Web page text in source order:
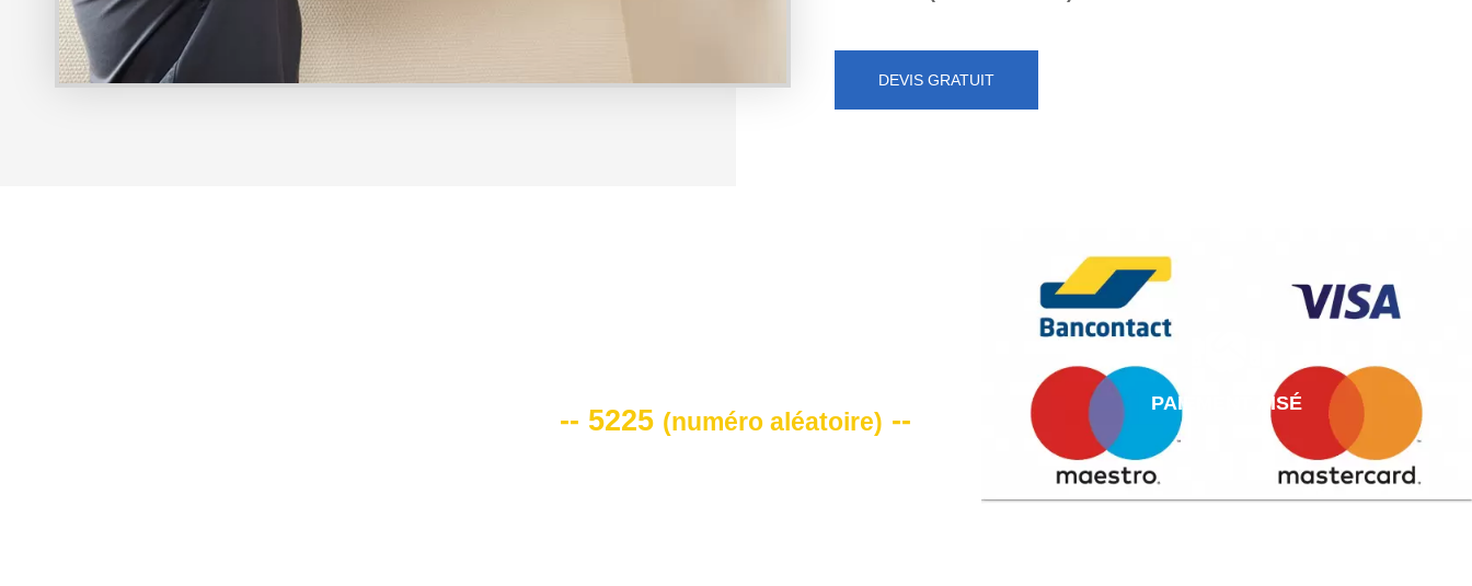
DEVIS GRATUIT
-- 5225 (numéro aléatoire) --
PAIEMENT AISÉ